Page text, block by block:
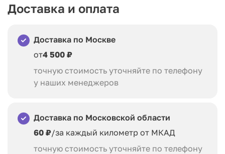
Доставка и оплата
Доставка по Москве
от4 500 ₽
точную стоимость уточняйте по телефону
у наших менеджеров
Доставка по Московской области
60 ₽/за каждый километр от МКАД
точную стоимость уточняйте по телефону